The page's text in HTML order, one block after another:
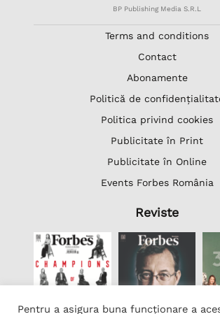
BP Publishing Media S.R.L
Terms and conditions
Contact
Abonamente
Politică de
Politica privind cookies
Publicitate în Print
Publicitate în Online
Events Forbes România
Reviste
Pentru a asigura buna funcționare a